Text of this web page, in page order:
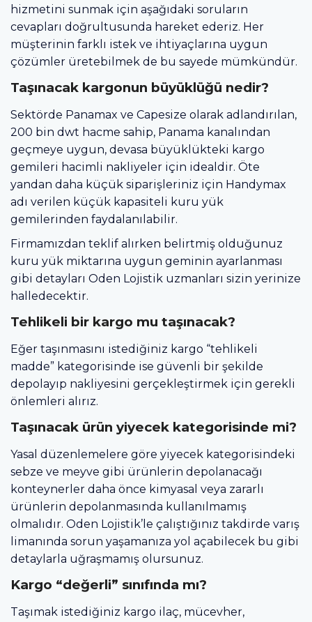
hizmetini sunmak için aşağıdaki soruların
cevapları doğrultusunda hareket ederiz. Her
müşterinin farklı istek ve ihtiyaçlarına uygun
çözümler üretebilmek de bu sayede mümkündür.
Taşınacak kargonun büyüklüğü nedir?
Sektörde Panamax ve Capesize olarak adlandırılan,
200 bin dwt hacme sahip, Panama kanalından
geçmeye uygun, devasa büyüklükteki kargo
gemileri hacimli nakliyeler için idealdir. Öte
yandan daha küçük siparişleriniz için Handymax
adı verilen küçük kapasiteli kuru yük
gemilerinden faydalanılabilir.
Firmamızdan teklif alırken belirtmiş olduğunuz
kuru yük miktarına uygun geminin ayarlanması
gibi detayları Oden Lojistik uzmanları sizin yerinize
halledecektir.
Tehlikeli bir kargo mu taşınacak?
Eğer taşınmasını istediğiniz kargo “tehlikeli
madde” kategorisinde ise güvenli bir şekilde
depolayıp nakliyesini gerçekleştirmek için gerekli
önlemleri alırız.
Taşınacak ürün yiyecek kategorisinde mi?
Yasal düzenlemelere göre yiyecek kategorisindeki
sebze ve meyve gibi ürünlerin depolanacağı
konteynerler daha önce kimyasal veya zararlı
ürünlerin depolanmasında kullanılmamış
olmalıdır. Oden Lojistik’le çalıştığınız takdirde varış
limanında sorun yaşamanıza yol açabilecek bu gibi
detaylarla uğraşmamış olursunuz.
Kargo “değerli” sınıfında mı?
Taşımak istediğiniz kargo ilaç, mücevher,